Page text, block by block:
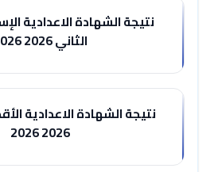
نتيجة الشهادة الاعدادية
الثاني 2026 2026
نتيجة الشهادة الاعدادية
2026 2026